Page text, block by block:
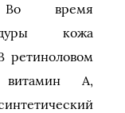
Во время
кожа
ретиноловом
витамин A,